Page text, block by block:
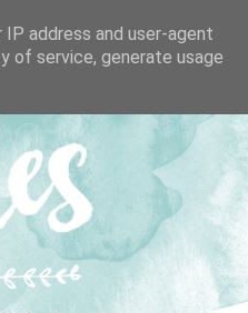
address and user-agent
of service, generate usage